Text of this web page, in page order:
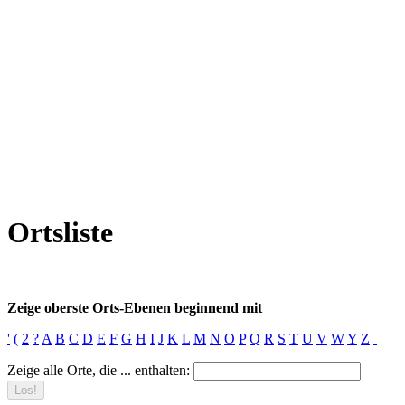
Ortsliste
Zeige oberste Orts-Ebenen beginnend mit
' ( 2 ? A B C D E F G H I J K L M N O P Q R S T U V WY Z
Zeige alle Orte, die ... enthalten: